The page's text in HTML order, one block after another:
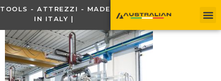
TOOLS - ATTREZZI - MADE
IN ITALY |